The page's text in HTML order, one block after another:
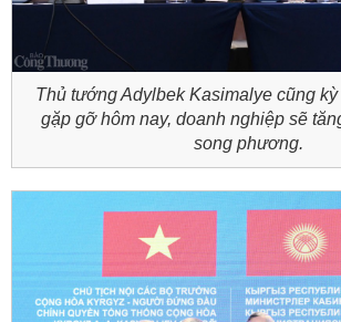
Thủ tướng Adylbek Kasimalye cũng
gặp gỡ hôm nay, doanh nghiệp sẽ
song phương.